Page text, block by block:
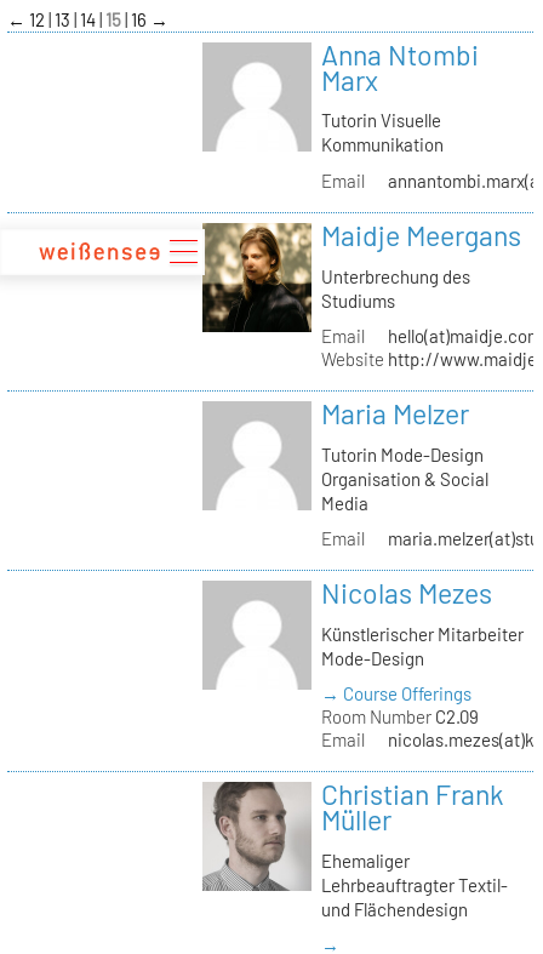
zum
Inhalt
← 12 13 14 15 16 →
Anna Ntombi
Marx
Tutorin Visuelle
Kommunikation
Email
Maidje Meergans
Unterbrechung des
Studiums
Email
hello(at)maidje.com
Website http://
Maria Melzer
Tutorin Mode-Design
Organisation & Social
Media
Email
Nicolas Mezes
Künstlerischer Mitarbeiter
Mode-Design
→ Course Offerings
Room NumberC2.09
Email
Christian Frank
Müller
Ehemaliger
Lehrbeauftragter Textil-
und Flächendesign
→